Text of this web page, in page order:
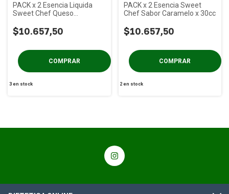
PACK x 2 Esencia Liquida
Sweet Chef Queso
$10.657,50
3en stock
PACK x 2 Esencia Sweet
Chef Sabor Caramelo x 30cc
$10.657,50
2 en stock